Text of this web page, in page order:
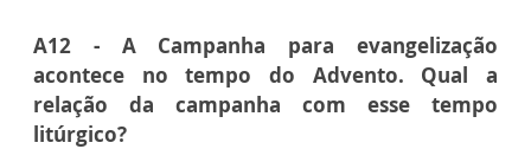
A12 - A Campanha para evangelização
acontece no tempo do Advento. Qual a
relação da campanha com esse tempo
litúrgico?